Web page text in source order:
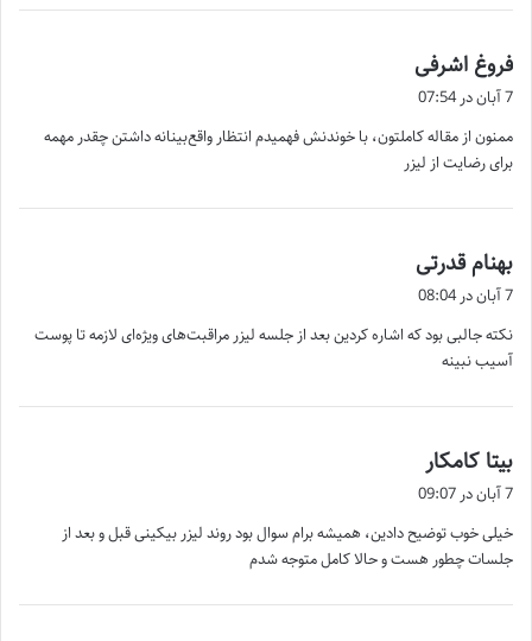
فروغ اشرفی
:
7 آبان در 07:54
ممنون از مقاله کاملتون، با خوندنش فهمیدم انتظار واقع‌بینانه داشتن چقدر مهمه
برای رضایت از لیزر
بهنام قدرتی
:
7 آبان در 08:04
نکته جالبی بود که اشاره کردین بعد از جلسه لیزر مراقبت‌های ویژه‌ای لازمه تا پوست
آسیب نبینه
بیتا کامکار
ف
:
7 آبان در 09:07
خیلی خوب توضیح دادین، همیشه برام سوال بود روند لیزر بیکینی قبل و بعد از
جلسات چطور هست و حالا کامل متوجه شدم